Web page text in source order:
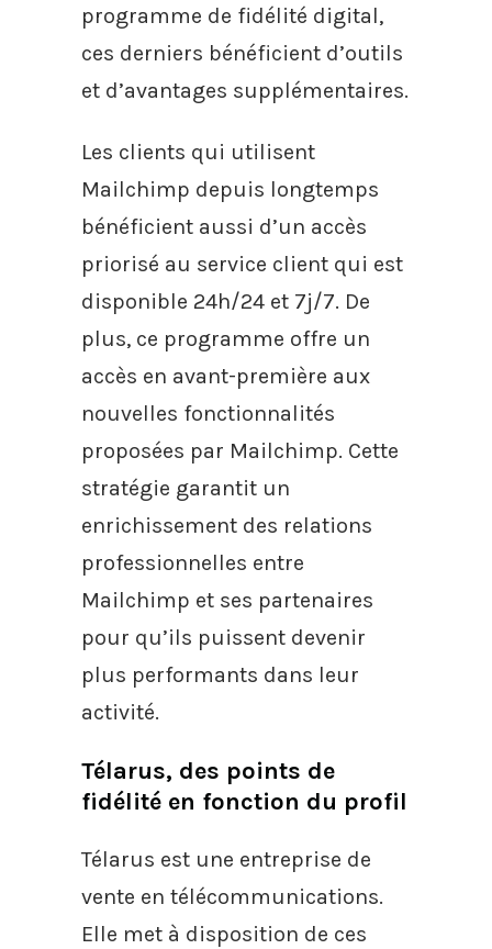
programme de fidélité digital,
ces derniers bénéficient d’outils
et d’avantages supplémentaires.
Les clients qui utilisent
Mailchimp depuis longtemps
bénéficient aussi d’un accès
priorisé au service client qui est
disponible 24h/24 et 7j/7. De
plus, ce programme offre un
accès en avant-première aux
nouvelles fonctionnalités
proposées par Mailchimp. Cette
stratégie garantit un
enrichissement des relations
professionnelles entre
Mailchimp et ses partenaires
pour qu’ils puissent devenir
plus performants dans leur
activité.
Télarus, des points de
fidélité en fonction du profil
Télarus est une entreprise de
vente en télécommunications.
Elle met à disposition de ces